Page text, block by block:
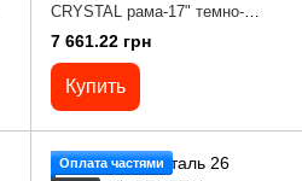
CRYSTAL рама-17" темно-
зеленый с серым с багажником
задний St с корзиной
7 661.22 грн
Купить
Оплата частями